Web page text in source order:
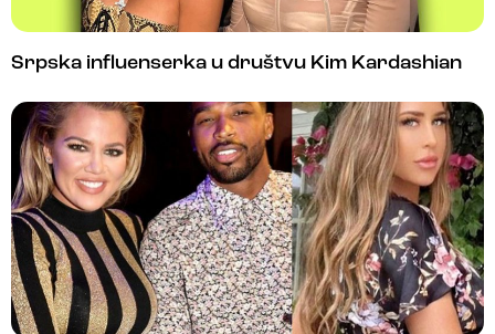
Srpska influenserka u društvu Kim Kardashian